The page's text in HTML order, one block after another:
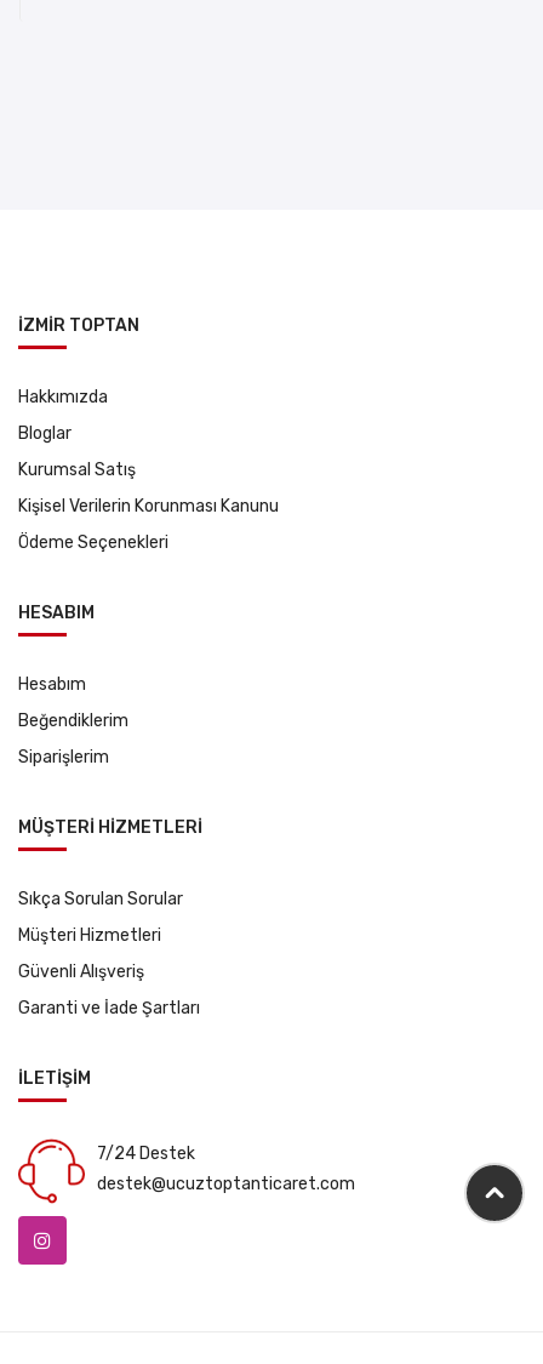
İZMİR TOPTAN
Hakkımızda
Bloglar
Kurumsal Satış
Kişisel Verilerin Korunması Kanunu
Ödeme Seçenekleri
HESABIM
Hesabım
Beğendiklerim
Siparişlerim
MÜŞTERİ HİZMETLERİ
Sıkça Sorulan Sorular
Müşteri Hizmetleri
Güvenli Alışveriş
Garanti ve İade Şartları
İLETİŞİM
7/24 Destek
destek@ucuztoptanticaret.com